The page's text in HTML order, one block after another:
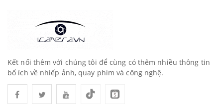
Kết nối thêm với chúng tôi để cùng có thêm nhiều thông tin
bổ ích về nhiếp ảnh, quay phim và công nghệ.